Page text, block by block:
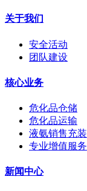
关于我们
安全活动
团队建设
核心业务
危化品仓储
危化品运输
液氨销售充装
专业增值服务
新闻中心